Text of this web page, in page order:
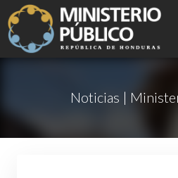
Noticias |